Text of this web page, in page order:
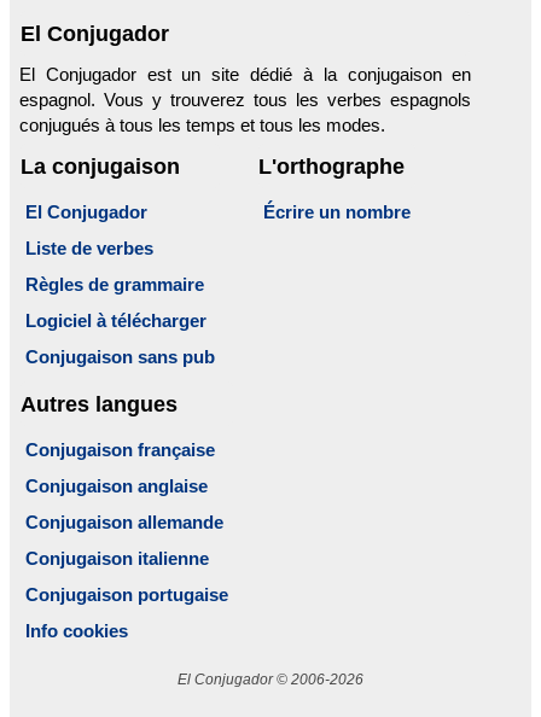
El Conjugador
El Conjugador est un site dédié à la conjugaison en
espagnol. Vous y trouverez tous les verbes espagnols
conjugués à tous les temps et tous les modes.
La conjugaison
El Conjugador
Liste de verbes
Règles de grammaire
Logiciel à télécharger
Conjugaison sans pub
L'orthographe
Écrire un nombre
Autres langues
Conjugaison française
Conjugaison anglaise
Conjugaison allemande
Conjugaison italienne
Conjugaison portugaise
Info cookies
El Conjugador © 2006-2026